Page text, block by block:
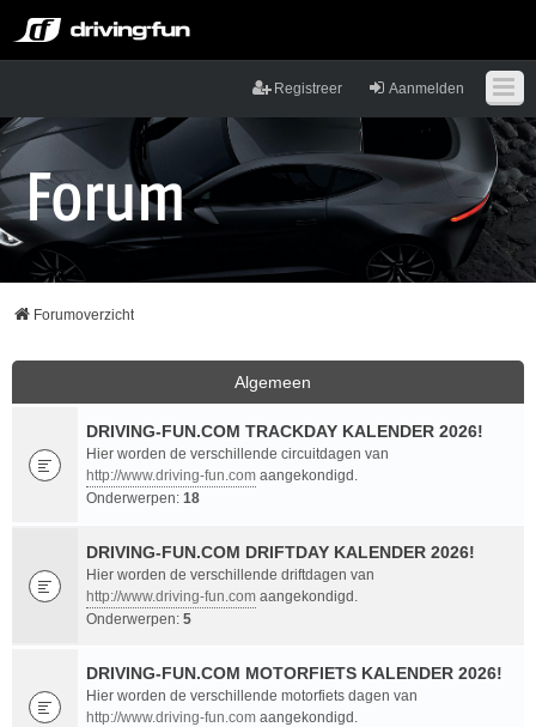
Aanmelden
Registreer
Forumoverzicht
Algemeen
DRIVING-FUN.COM TRACKDAY KALENDER 2026!
Hier worden de verschillende circuitdagen van
http://www.driving-fun.com aangekondigd.
Onderwerpen: 18
DRIVING-FUN.COM DRIFTDAY KALENDER 2026!
Hier worden de verschillende driftdagen van
http://www.driving-fun.com aangekondigd.
Onderwerpen: 5
DRIVING-FUN.COM MOTORFIETS KALENDER 2026!
Hier worden de verschillende motorfiets dagen van
http://www.driving-fun.com aangekondigd.